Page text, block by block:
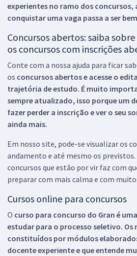
experientes no ramo dos concursos,
conquistar uma vaga passa a ser
Concursos abertos: saiba
os concursos com inscrições
Conte com a nossa ajuda para ficar
os concursos abertos e acesse o
trajetória de estudo. É muito
sempre atualizado, isso porque um
fazer perder a inscrição e ver o seu
ainda mais.
Em nosso site, pode-se visualizar os
andamento e até mesmo os
concursos que estão por vir faz com
preparar com mais calma e com
Cursos online para concursos
O curso para concurso do Gran é
estudar para o processo seletivo. Os
constituídos por módulos
docente experiente e que entende